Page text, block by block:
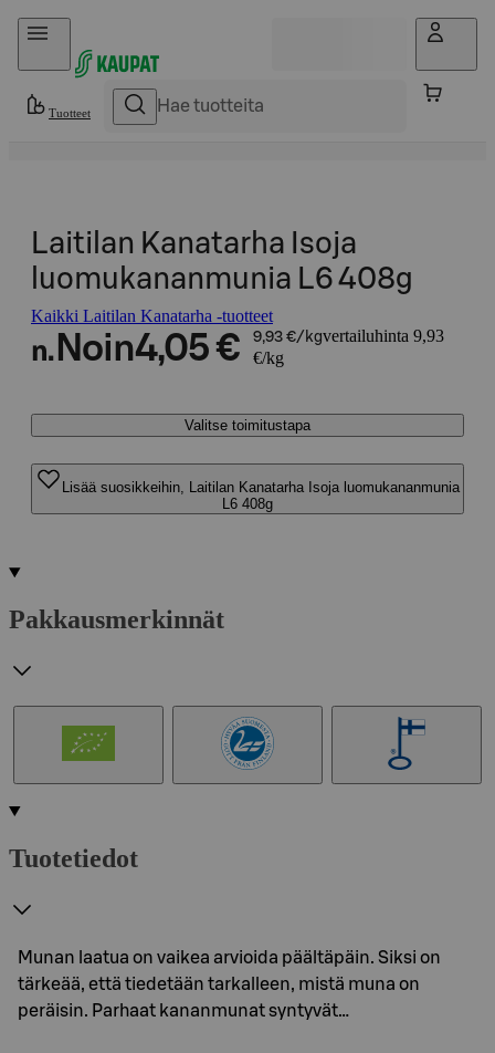
Hyppää sisältöön
Tuotteet
Laitilan Kanatarha Isoja
luomukananmunia L6 408g
Kaikki Laitilan Kanatarha -tuotteet
n. Noin4,05 € 9,93 €/kgvertailuhinta 9,93
€/kg
Valitse toimitustapa
Lisää suosikkeihin, Laitilan Kanatarha Isoja luomukananmunia
L6 408g
Pakkausmerkinnät
Tuotetiedot
Munan laatua on vaikea arvioida päältäpäin. Siksi on
tärkeää, että tiedetään tarkalleen, mistä muna on
peräisin. Parhaat kananmunat syntyvät…